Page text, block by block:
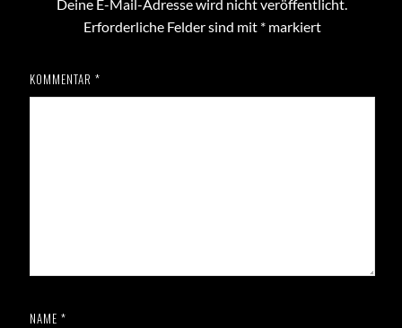
Deine E-Mail-Adresse wird nicht veröffentlicht.
Erforderliche Felder sind mit *markiert
KOMMENTAR *
NAME *